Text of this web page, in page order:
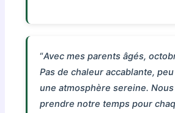
“Avec mes parents âgés,
Pas de chaleur accablante,
une atmosphère sereine.
prendre notre temps pour